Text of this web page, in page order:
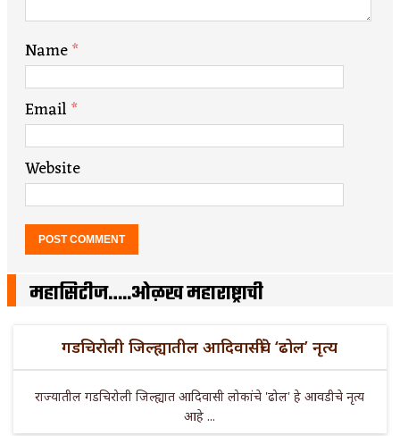
Name*
Email*
Website
महासिटीज…..ओळख महाराष्ट्राची
गडचिरोली जिल्ह्यातील आदिवासींचे ‘ढोल’ नृत्य
राज्यातील गडचिरोली जिल्ह्यात आदिवासी लोकांचे 'ढोल' हे आवडीचे नृत्य
आहे ...